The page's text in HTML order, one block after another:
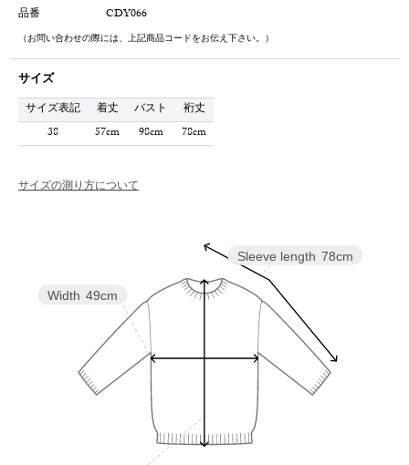
品番
CDY066
（お問い合わせの際には、上記商品コードをお伝え下さい。）
サイズ
サイズ表記 着丈 バスト
裄丈
38
57cm 98cm 78cm
サイズの測り方について
Sleeve length 78cm
Width 49cm